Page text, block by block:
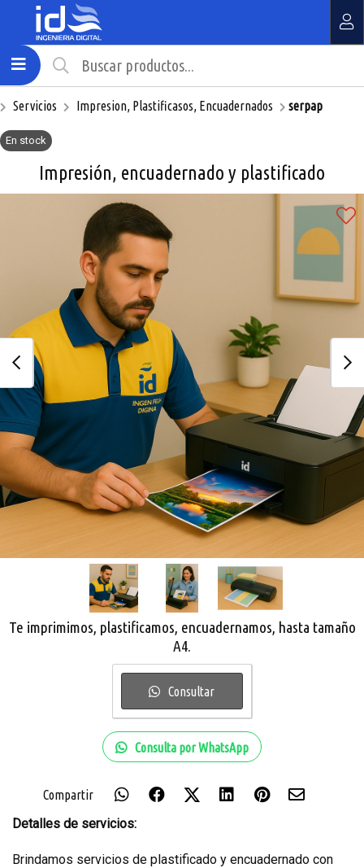
Compartir por email
Enviar
¿Tienes cupón de descuento?
Aplicar
Servicios Impresion, Plastificasos, Encuadernados serpap
En stock
Impresión, encuadernado y plastificado
Te imprimimos, plastificamos, encuadernamos, hasta tamaño
A4.
Consultar
Consulta por WhatsApp
Compartir
Detalles de servicios:
Brindamos servicios de plastificado y encuadernado con